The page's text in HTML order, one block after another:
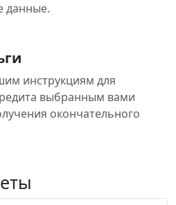
данные.
инструкциям для
выбранным вами
окончательного